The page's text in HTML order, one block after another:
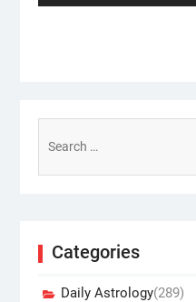
for:
Categories
Daily Astrology(289)